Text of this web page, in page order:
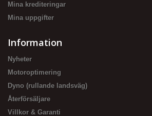
Mina krediteringar
Mina uppgifter
Information
Nyheter
Motoroptimering
Dyno (rullande landsväg)
Återförsäljare
Villkor & Garanti